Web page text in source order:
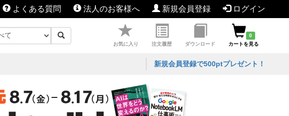
よくある質問 法人のお客様へ 新規会員登録 ログイン
お気に入り 注文履歴 ダウンロード
0
カートを見る
新規会員登録で500ptプレゼント！